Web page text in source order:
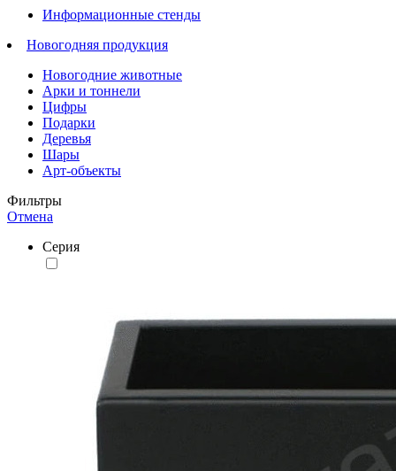
Информационные стенды
Новогодняя продукция
Новогодние животные
Арки и тоннели
Цифры
Подарки
Деревья
Шары
Арт-объекты
Фильтры
Отмена
Серия